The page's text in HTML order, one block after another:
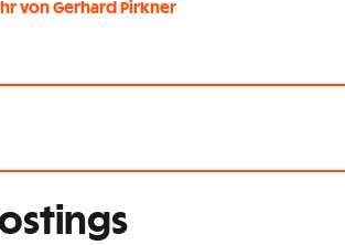
von Gerhard Pirkner